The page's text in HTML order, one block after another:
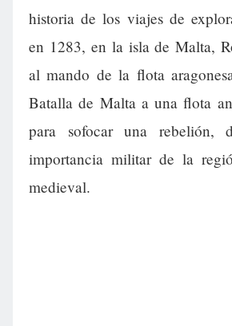
historia de los viajes de
en 1283, en la isla de Malta,
al mando de la flota
Batalla de Malta a una flota
para sofocar una rebelión,
importancia militar de la
medieval.